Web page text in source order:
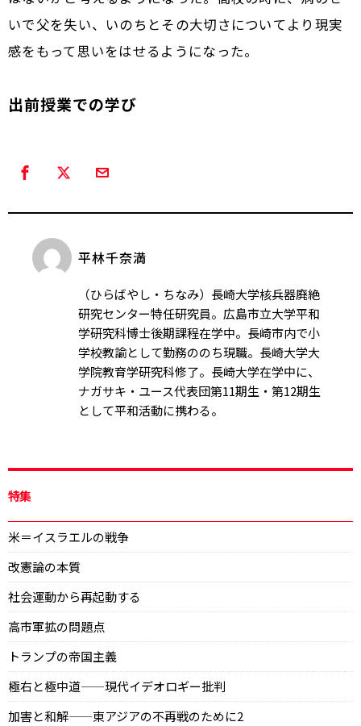
いで父を失い、いのちとその大切さについてより現実
感をもって思いをはせるようになった。
出前授業での学び
平林千奈満
（ひらばやし・ちなみ）長崎大学核兵器廃絶
研究センター特任研究員。広島市立大学平和
学研究科博士後期課程在学中。長崎市内で小
学校教諭として勤務ののち現職。長崎大学大
学院教育学研究科修了。長崎大学在学中に、
ナガサキ・ユース代表団第11期生・第12期生
として平和活動に携わる。
特集
米＝イスラエルの戦争
改憲論の本質
社会運動から再起動する
高市軍拡の問題点
トランプの帝国主義
極右と極中道——現代イデオロギー批判
加害と和解——東アジアの不再戦のために2